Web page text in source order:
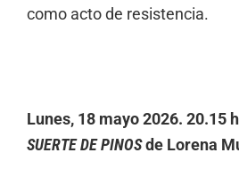
como acto de resistencia.
Lunes, 18 mayo 2026. 20.15
SUERTE DE PINOSde Lorena